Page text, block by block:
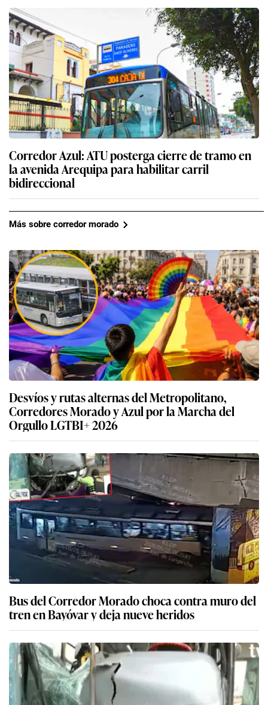
Corredor Azul: ATU posterga cierre de tramo en
la avenida Arequipa para habilitar carril
bidireccional
Más sobre corredor morado
Desvíos y rutas alternas del Metropolitano,
Corredores Morado y Azul por la Marcha del
Orgullo LGTBI+ 2026
Bus del Corredor Morado choca contra muro del
tren en Bayóvar y deja nueve heridos